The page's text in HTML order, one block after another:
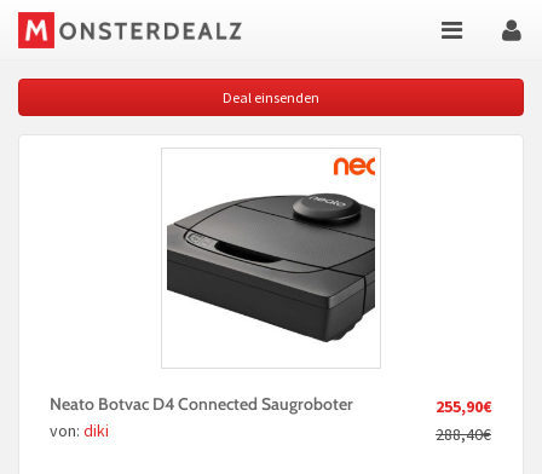
Deal einsenden
255,90€
288,40€
Neato Botvac D4 Connected Saugroboter
von: diki